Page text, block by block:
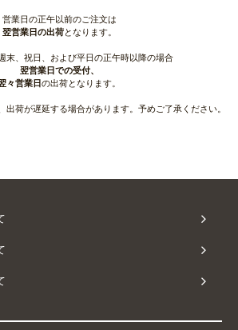
営業日の正午以前のご注文は
翌営業日の出荷となります。
末、祝日、および平日の正午時以降の場合
翌営業日での受付、
々営業日の出荷となります。
出荷が遅延する場合があります。予めご了承ください。